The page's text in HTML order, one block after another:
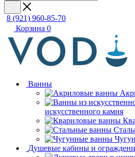
8 (921) 960-85-70
Корзина 0
Ванны
искусственного камня
Душевые кабины и